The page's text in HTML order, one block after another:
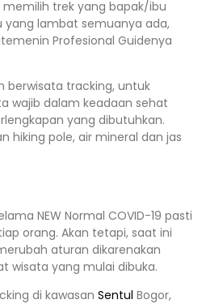
trek yang bapak/ibu
yang lambat semuanya ada,
Profesional Guidenya
berwisata tracking, untuk
wajib dalam keadaan sehat
yang dibutuhkan.
hiking pole, air mineral dan jas
NEW Normal COVID-19 pasti
orang. Akan tetapi, saat ini
aturan dikarenakan
wisata yang mulai dibuka.
di kawasan Sentul Bogor,